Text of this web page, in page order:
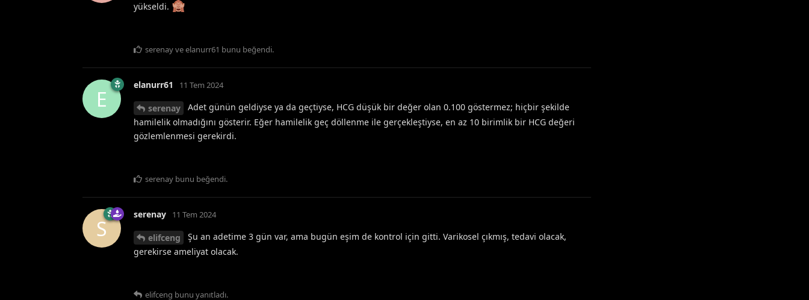
yükseldi.
serenayveelanurr61 bunu beğendi.
E
elanurr61 11 Tem 2024
serenay
Adet günün geldiyse ya da geçtiyse, HCG düşük bir değer olan 0.100 göstermez; hiçbir şekilde
hamilelik olmadığını gösterir. Eğer hamilelik geç döllenme ile gerçekleştiyse, en az 10 birimlik bir HCG değeri
gözlemlenmesi gerekirdi.
serenay bunu beğendi.
S
serenay 11 Tem 2024
elifceng
Şu an adetime 3 gün var, ama bugün eşim de kontrol için gitti. Varikosel çıkmış, tedavi olacak,
gerekirse ameliyat olacak.
elifceng bunu yanıtladı.